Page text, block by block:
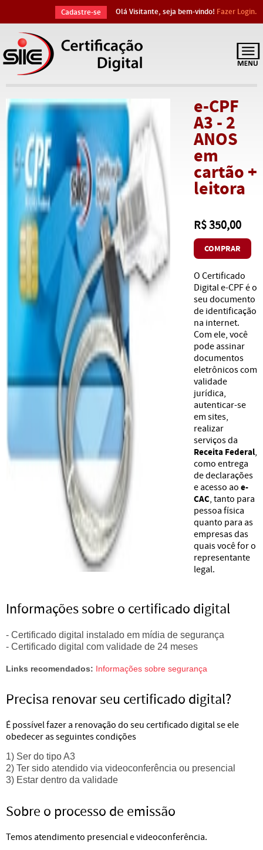
Olá Visitante, seja bem-vindo! Fazer Login.
Cadastre-se
e-CPF
A3 - 2
ANOS
em
cartão +
leitora
R$ 350,00
COMPRAR
O Certificado
Digital e-CPF é o
seu documento
de identificação
na internet.
Com ele, você
pode assinar
documentos
eletrônicos com
validade
jurídica,
autenticar-se
em sites,
realizar
serviços da
Receita Federal,
como entrega
de declarações
e acesso aoe-
CAC, tanto para
pessoa física
quanto para as
empresas das
quais você for o
representante
legal.
Informações sobre o certificado digital
- Certificado digital instalado em mídia de segurança
- Certificado digital com validade de 24 meses
Links recomendados: Informações sobre segurança
Precisa renovar seu certificado digital?
É possível fazer a renovação do seu certificado digital se ele
obedecer as seguintes condições
1) Ser do tipo A3
2) Ter sido atendido via videoconferência ou presencial
3) Estar dentro da validade
Sobre o processo de emissão
Temos atendimento presencial e videoconferência.